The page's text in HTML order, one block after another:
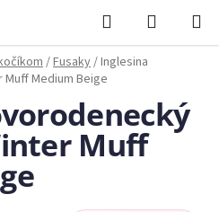
Hľadať
KOŠÍK
/Fusaky/Inglesina
Medium Beige
Muff